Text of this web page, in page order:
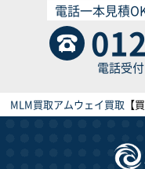
電話受
電話一本見積
MLM買取アムウェイ買取 【